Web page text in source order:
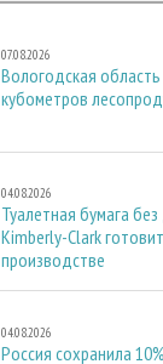
07.08.2026
Вологодская
кубометров
04.08.2026
Туалетная бумага
Kimberly-Clark
производстве
04.08.2026
Россия сохранила